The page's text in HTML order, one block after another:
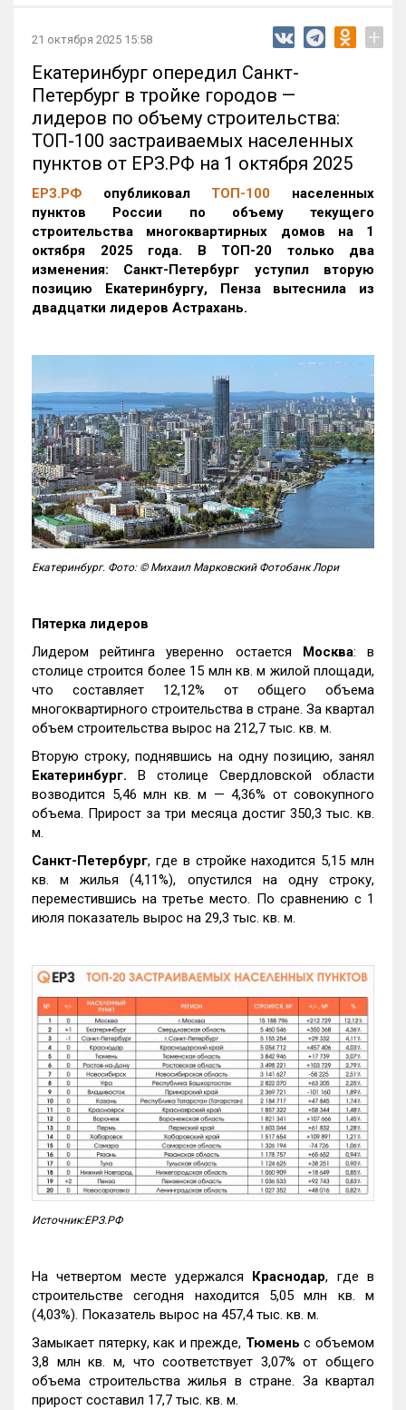
21 октября 2025 15:58 +
Екатеринбург опередил Санкт-
Петербург в тройке городов —
лидеров по объему строительства:
ТОП-100 застраиваемых населенных
пунктов от ЕРЗ.РФ на 1 октября 2025
ЕРЗ.РФ опубликовал ТОП-100 населенных
пунктов России по объему текущего
строительства многоквартирных домов на 1
октября 2025 года. В ТОП-20 только два
изменения: Санкт-Петербург уступил вторую
позицию Екатеринбургу, Пенза вытеснила из
двадцатки лидеров Астрахань.
Екатеринбург. Фото: © Михаил Марковский Фотобанк Лори
Пятерка лидеров
Лидером рейтинга уверенно остается
Москва: в
столице строится более 15 млн кв. м жилой площади,
что составляет 12,12% от общего объема
многоквартирного строительства в стране. За квартал
объем строительства вырос на 212,7 тыс. кв. м.
Вторую строку, поднявшись на одну позицию, занял
Екатеринбург.
В столице Свердловской области
возводится 5,46 млн кв. м — 4,36% от совокупного
объема. Прирост за три месяца достиг 350,3 тыс. кв.
м.
Санкт-Петербург, где в стройке находится 5,15 млн
кв. м жилья (4,11%), опустился на одну строку,
переместившись на третье место. По сравнению с 1
июля показатель вырос на 29,3 тыс. кв. м.
Источник:ЕРЗ.РФ
На четвертом месте удержался Краснодар, где в
строительстве сегодня находится 5,05 млн кв. м
(4,03%). Показатель вырос на 457,4 тыс. кв. м.
Замыкает пятерку, как и прежде, Тюмень с объемом
3,8 млн кв. м, что соответствует 3,07% от общего
объема строительства жилья в стране. За квартал
прирост составил 17,7 тыс. кв. м.